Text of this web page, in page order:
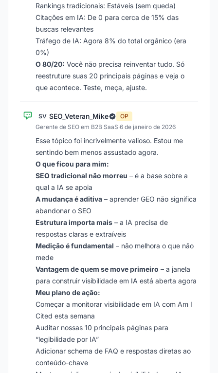
Rankings tradicionais: Estáveis (sem queda)
Citações em IA: De 0 para cerca de 15% das
buscas relevantes
Tráfego de IA: Agora 8% do total orgânico (era
0%)
O 80/20: Você não precisa reinventar tudo. Só
reestruture suas 20 principais páginas e veja o
que acontece. Teste, meça, ajuste.
SV SEO_Veteran_Mike
OP
Gerente de SEO em B2B SaaS·6 de janeiro de 2026
Esse tópico foi incrivelmente valioso. Estou me
sentindo bem menos assustado agora.
O que ficou para mim:
SEO tradicional não morreu – é a base sobre a
qual a IA se apoia
A mudança é aditiva – aprender GEO não significa
abandonar o SEO
Estrutura importa mais – a IA precisa de
respostas claras e extraíveis
Medição é fundamental – não melhora o que não
mede
Vantagem de quem se move primeiro – a janela
para construir visibilidade em IA está aberta agora
Meu plano de ação:
Começar a monitorar visibilidade em IA com Am I
Cited esta semana
Auditar nossas 10 principais páginas para
“legibilidade por IA”
Adicionar schema de FAQ e respostas diretas ao
conteúdo-chave